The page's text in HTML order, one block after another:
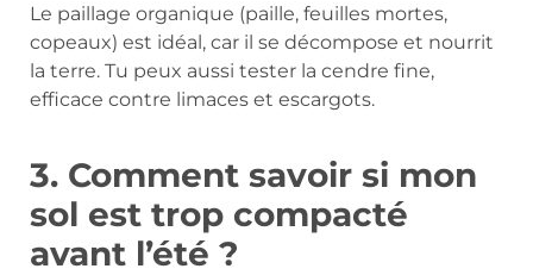
Le paillage organique (paille, feuilles mortes,
copeaux) est idéal, car il se décompose et nourrit
la terre. Tu peux aussi tester la cendre fine,
efficace contre limaces et escargots.
3. Comment savoir si mon
sol est trop compacté
avant l’été ?